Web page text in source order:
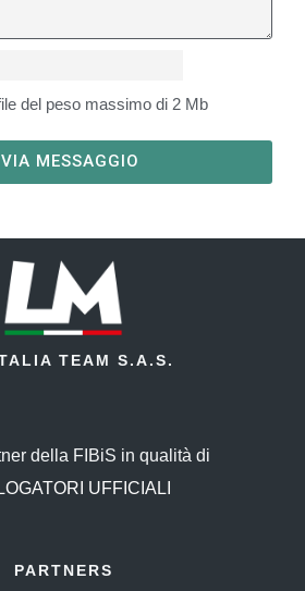
del peso massimo di 2 Mb
MESSAGGIO
TEAM S.A.S.
della FIBiS in qualità di
UFFICIALI
PARTNERS